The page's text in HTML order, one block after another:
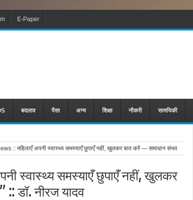
E-Paper
बदलाव पैसा अन्य शिक्षा नौकरी सामयिकी
:: महिलाएँ अपनी स्वास्थ्य समस्याएँ छुपाएँ नहीं, खुलकर बात करें — समाधान संभव
स्वास्थ्य समस्याएँ छुपाएँ नहीं, खुलकर
डॉ. नीरज यादव